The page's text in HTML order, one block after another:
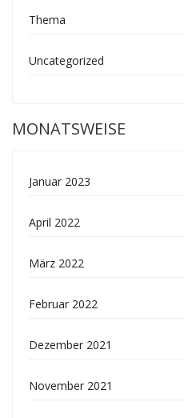
Thema
Uncategorized
MONATSWEISE
Januar 2023
April 2022
März 2022
Februar 2022
Dezember 2021
November 2021